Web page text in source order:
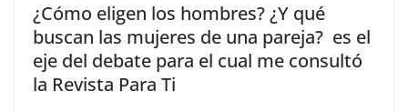
¿Cómo eligen los hombres? ¿Y qué
buscan las mujeres de una pareja? es el
eje del debate para el cual me consultó
la Revista Para Ti